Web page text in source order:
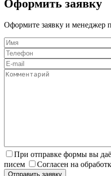
Оформить заявку
Оформите заявку и менеджер
При отправке формы вы
писем
Согласен на